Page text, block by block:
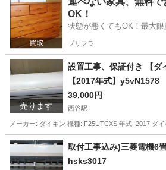
OK！
状態が悪くてもOK！最大限
プリフラ
売ります
設置工事、保証付き 【ダ
【2017年式】y5vN1578
39,000円
西谷駅
メーカー: ダイキン 機種: F25UTCXS 年式: 2017 ダ
神奈川 横浜市 西谷駅 季節、空調家電
取付工事込み)三菱電機6
hsks3017